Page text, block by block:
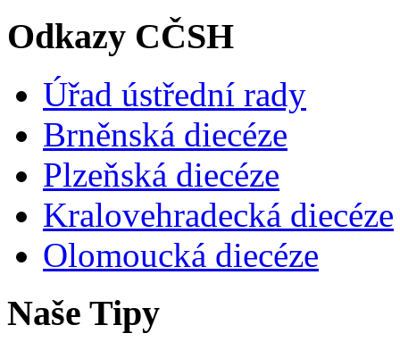
Odkazy CČSH
Úřad ústřední rady
Brněnská diecéze
Plzeňská diecéze
Kralovehradecká diecéze
Olomoucká diecéze
Naše Tipy